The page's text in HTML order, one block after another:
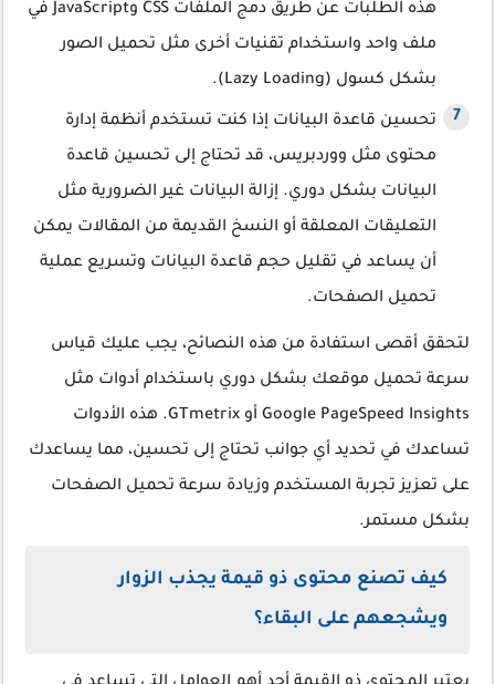
هذه الطلبات عن طريق دمج الملفات CSS وJavaScript في
ملف واحد واستخدام تقنيات أخرى مثل تحميل الصور
بشكل كسول (Lazy Loading).
تحسين قاعدة البيانات إذا كنت تستخدم أنظمة إدارة
محتوى مثل ووردبريس، قد تحتاج إلى تحسين قاعدة
البيانات بشكل دوري. إزالة البيانات غير الضرورية مثل
التعليقات المعلقة أو النسخ القديمة من المقالات يمكن
أن يساعد في تقليل حجم قاعدة البيانات وتسريع عملية
تحميل الصفحات.
لتحقق أقصى استفادة من هذه النصائح، يجب عليك قياس
سرعة تحميل موقعك بشكل دوري باستخدام أدوات مثل
Google PageSpeed Insights أو GTmetrix. هذه الأدوات
تساعدك في تحديد أي جوانب تحتاج إلى تحسين، مما يساعدك
على تعزيز تجربة المستخدم وزيادة سرعة تحميل الصفحات
بشكل مستمر.
كيف تصنع محتوى ذو قيمة يجذب الزوار
ويشجعهم على البقاء؟